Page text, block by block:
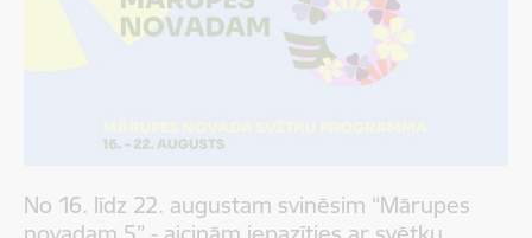
No 16. līdz 22. augustam svinēsim “Mārupes